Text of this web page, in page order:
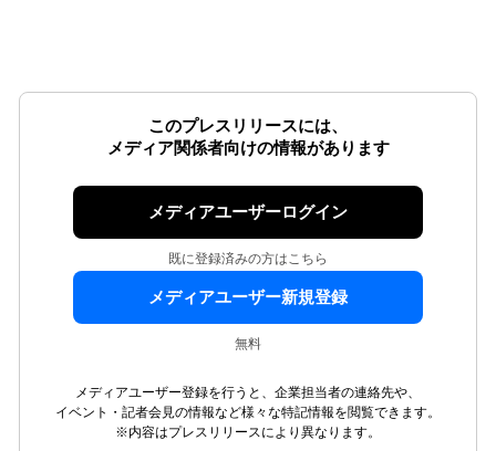
このプレスリリースには、
メディア関係者向けの情報があります
メディアユーザーログイン
既に登録済みの方はこちら
メディアユーザー新規登録
無料
メディアユーザー登録を行うと、企業担当者の連絡先や、
イベント・記者会見の情報など様々な特記情報を閲覧できます。
※内容はプレスリリースにより異なります。